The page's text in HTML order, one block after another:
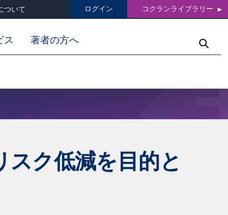
ついて ログイン コクランライブラリー
ス 著者の方へ
スク低減を目的と